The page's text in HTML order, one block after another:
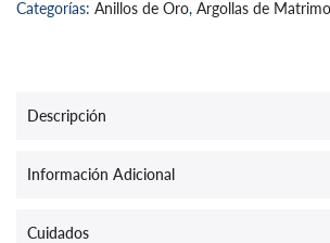
Categorías: Anillos de Oro, Argollas de
Descripción
Información Adicional
Cuidados